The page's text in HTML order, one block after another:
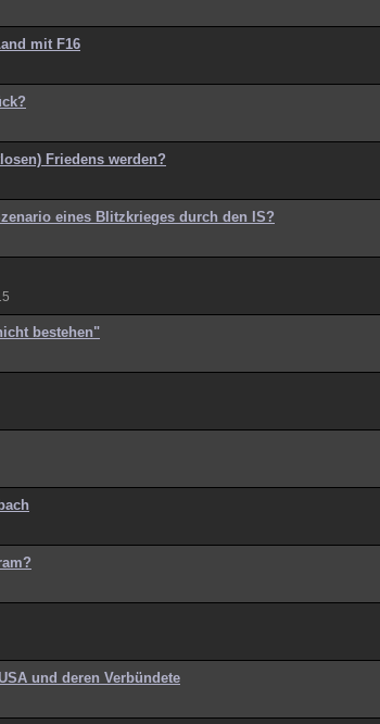
mit F16
Friedens werden?
eines Blitzkrieges durch den IS?
bestehen"
und deren Verbündete